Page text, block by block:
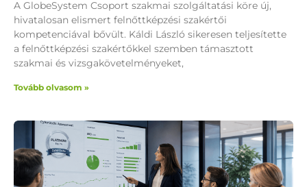
A GlobeSystem Csoport szakmai szolgáltatási köre új,
hivatalosan elismert felnőttképzési szakértői
kompetenciával bővült. Káldi László sikeresen teljesítette
a felnőttképzési szakértőkkel szemben támasztott
szakmai és vizsgakövetelményeket,
Tovább olvasom »